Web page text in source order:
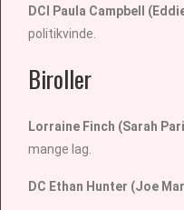
DCI Paula Campbell
politikvinde.
Biroller
Lorraine Finch (Sarah
mange lag.
DC Ethan Hunter (Joe